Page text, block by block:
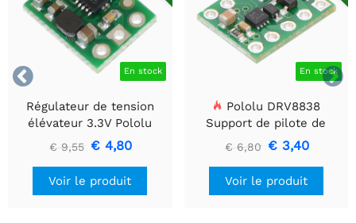

 En stock
Régulateur de tension
élévateur 3.3V Pololu
U1V10F3
€ 9,55 € 4,80
Voir le produit
En stock
Pololu DRV8838
Support de pilote de
moteur CC à balais simple
€ 6,80 € 3,40
Voir le produit